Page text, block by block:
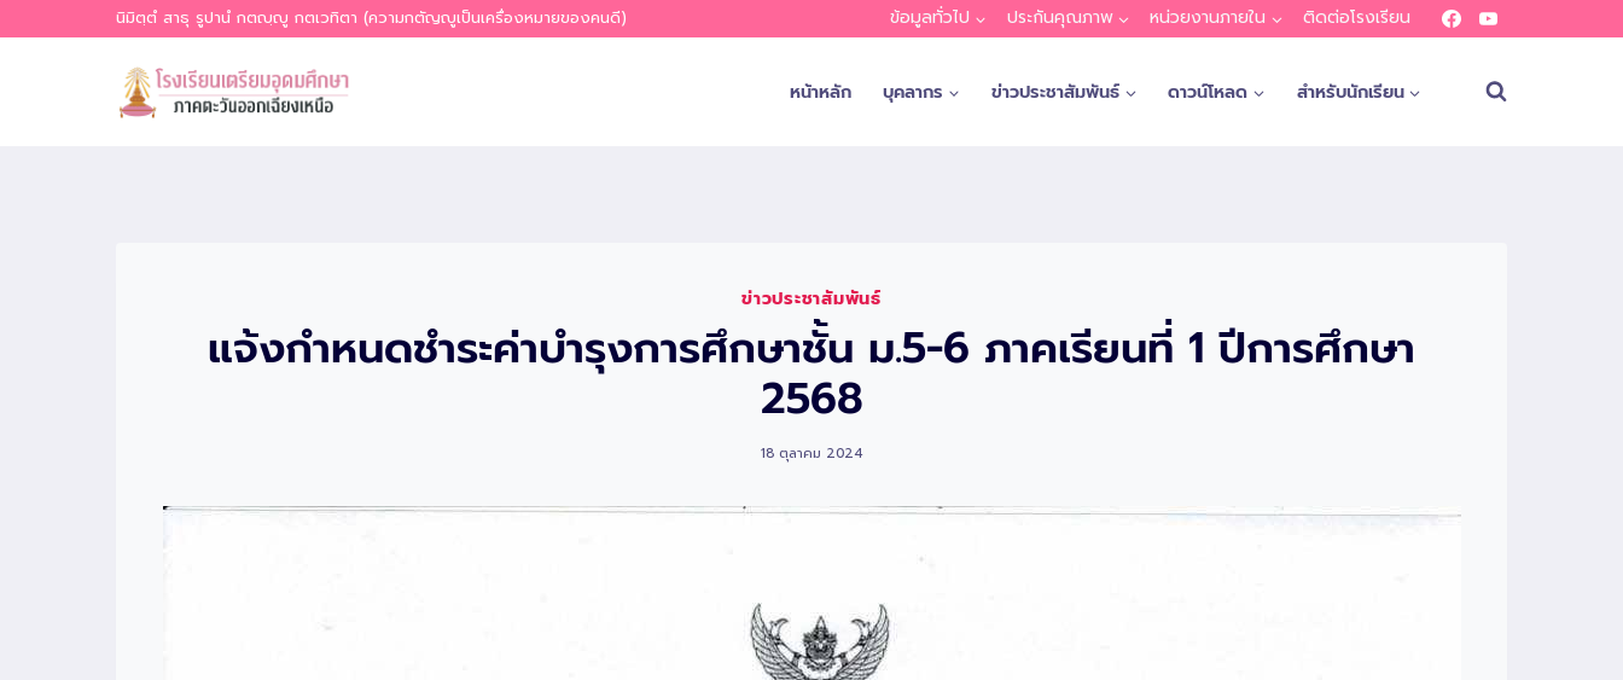
นิมิตฺตํ สาธุ รูปานํ กตญฺญู กตเวทิตา (ความกตัญญูเป็นเครื่องหมายของคนดี) ข้อมูลทั่วไป ประกันคุณภาพ หน่วยงานภายใน ติดต่อโรงเรียน
หน้าหลัก บุคลากร ข่าวประชาสัมพันธ์ ดาวน์โหลด สำหรับนักเรียน
ข่าวประชาสัมพันธ์
แจ้งกำหนดชำระค่าบำรุงการศึกษาชั้น ม.5-6 ภาคเรียนที่ 1 ปีการศึกษา
2568
18 ตุลาคม 2024